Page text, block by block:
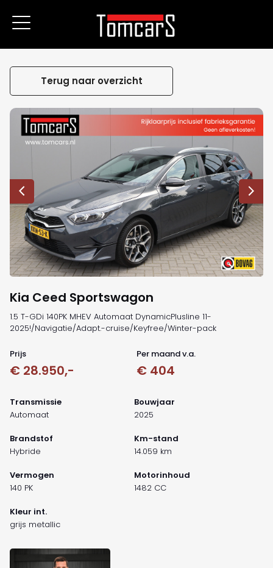
Terug naar overzicht
Kia Ceed Sportswagon
1.5 T-GDi 140PK MHEV Automaat DynamicPlusline 11-
2025!/Navigatie/Adapt.-cruise/Keyfree/Winter-pack
Prijs
€ 28.950,-
Per maand v.a.
€ 404
Transmissie
Automaat
Bouwjaar
2025
Brandstof
Hybride
Km-stand
14.059 km
Vermogen
140 PK
Motorinhoud
1482 CC
Kleur int.
grijs metallic